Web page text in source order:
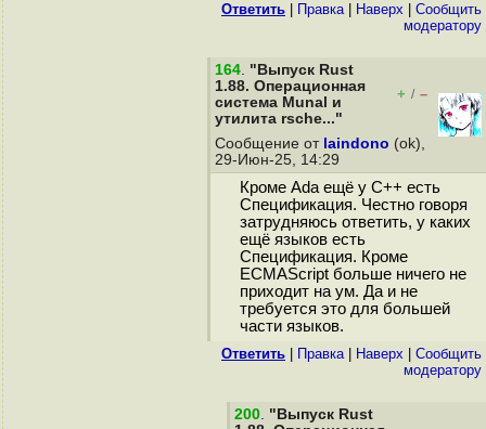
Ответить Правка| Наверх
Cообщить
модератору
164. "Выпуск Rust
1.88. Операционная
система Munal и
утилита rsche..."
+ / –
Сообщение от laindono (ok),
29-Июн-25, 14:29
Кроме Ada ещё у C++ есть
Спецификация. Честно говоря
затрудняюсь ответить, у каких
ещё языков есть
Спецификация. Кроме
ECMAScript больше ничего не
приходит на ум. Да и не
требуется это для большей
части языков.
Ответить Правка| Наверх
Cообщить
модератору
200. "Выпуск Rust